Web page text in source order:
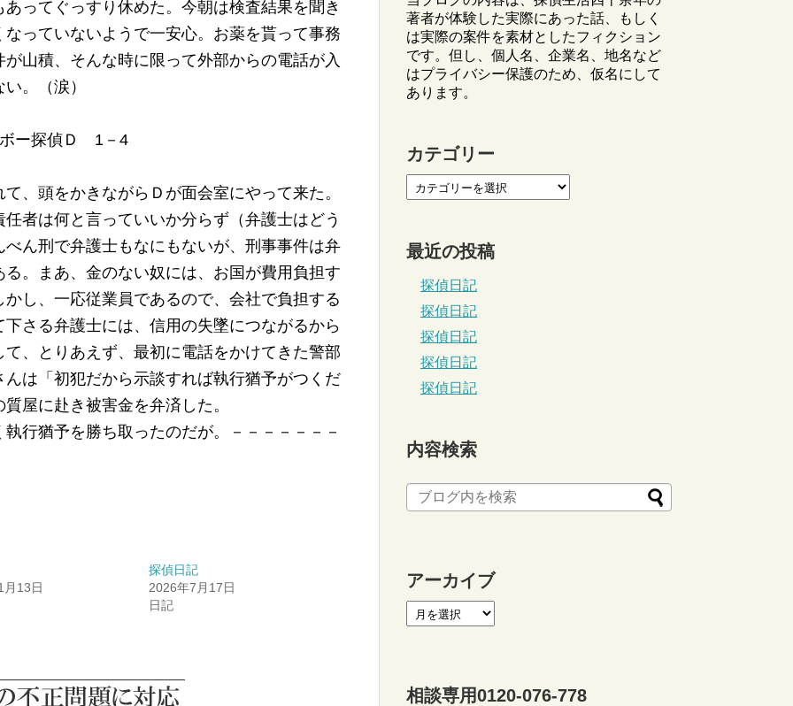
ってぐっすり休めた。今朝は検査結果を聞き
っていないようで一安心。お薬を貰って事務
山積、そんな時に限って外部からの電話が入
。（涙）
ー探偵Ｄ 1－4
、頭をかきながらＤが面会室にやって来た。
者は何と言っていいか分らず（弁護士はどう
ん刑で弁護士もなにもないが、刑事事件は弁
。まあ、金のない奴には、お国が費用負担す
し、一応従業員であるので、会社で負担する
さる弁護士には、信用の失墜につながるから
、とりあえず、最初に電話をかけてきた警部
は「初犯だから示談すれば執行猶予がつくだ
屋に赴き被害金を弁済した。
行猶予を勝ち取ったのだが。－－－－－－－
月13日
探偵日記
2026年7月17日
日記
著者が体験した実際にあった話、もしく
は実際の案件を素材としたフィクション
です。但し、個人名、企業名、地名など
はプライバシー保護のため、仮名にして
あります。
カテゴリー
最近の投稿
探偵日記
探偵日記
探偵日記
探偵日記
探偵日記
内容検索
アーカイブ
相談専用0120-076-778